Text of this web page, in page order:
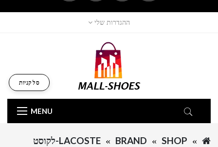
ההגדרות שלי
MENU
סל קניות
SHOP
BRAND
LACOSTE-לקוסט